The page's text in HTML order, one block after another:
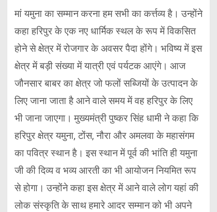
मां यमुना का सम्मान करना हम सभी का कर्त्तव्य है। उन्होंने
कहा हरिपुर के एक नए धार्मिक स्थल के रूप में विकसित
होने से क्षेत्र में रोजगार के अवसर पैदा होंगे। भविष्य में इस
क्षेत्र में बड़ी संख्या में यात्री एवं पर्यटक आएंगे। आज
जौनसार बाबर का क्षेत्र जो फलों सब्जियों के उत्पादन के
लिए जाना जाता है आने वाले समय में वह हरिपुर के लिए
भी जाना जाएगा। मुख्यमंत्री पुष्कर सिंह धामी ने कहा कि
हरिपुर क्षेत्र यमुना, टोंस, नौरा और अमलवा के महासंगम
का पवित्र स्थान है। इस स्थान में पूर्व की भांति ही यमुना
जी की दिव्य व भव्य आरती का भी आयोजन नियमित रूप
से होगा। उन्होंने कहा इस क्षेत्र में आने वाले लोग यहां की
लोक संस्कृति के साथ हमारे आदर सम्मान को भी अपने